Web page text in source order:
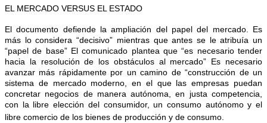
EL MERCADO VERSUS EL ESTADO
El documento defiende la ampliación del papel del mercado. Es
más lo considera “decisivo” mientras que antes se le atribuía un
“papel de base” El comunicado plantea que “es necesario tender
hacia la resolución de los obstáculos al mercado” Es necesario
avanzar más rápidamente por un camino de “construcción de un
sistema de mercado moderno, en el que las empresas puedan
concretar negocios de manera autónoma, en justa competencia,
con la libre elección del consumidor, un consumo autónomo y el
libre comercio de los bienes de producción y de consumo.